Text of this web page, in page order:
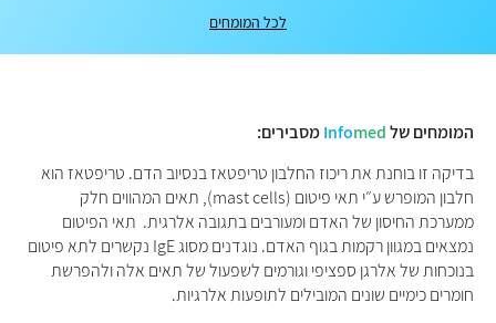
לכל המומחים
המומחים של Infomed
מסבירים:
בדיקה זו בוחנת את ריכוז החלבון טריפטאז בנסיוב הדם. טריפטאז הוא
חלבון המופרש ע״י תאי פיטום (mast cells), תאים המהווים חלק
ממערכת החיסון של האדם ומעורבים בתגובה אלרגית. תאי הפיטום
נמצאים במגוון רקמות בגוף האדם. נוגדנים מסוג IgE נקשרים לתא פיטום
בנוכחות של אלרגן ספציפי וגורמים לשפעול של תאים אלה ולהפרשת
חומרים כימיים שונים המובילים לתופעות אלרגיות.